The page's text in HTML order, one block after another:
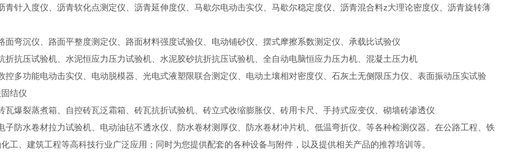
青针入度仪、沥青软化点测定仪、沥青延伸度仪、马歇尔电动击实仪、马歇尔稳定度仪、沥青混合料z大理论密度仪、沥青旋转薄
面弯沉仪、路面平整度测定仪、路面材料强度试验仪、电动铺砂仪、摆式摩擦系数测定仪、承载比试验仪
折抗压试验机、水泥恒应力压力试验机、水泥胶砂抗折抗压试验机、全自动电脑恒应力压力机、混凝土压力机
控多功能电动击实仪、电动脱模器、光电式液塑限联合测定仪、电动土壤相对密度仪、石灰土无侧限压力仪、表面振动压实试验
结仪
瓦爆裂蒸煮箱、自控砖瓦泛霜箱、砖瓦抗折试验机、砖立式收缩膨胀仪、砖用卡尺、手持式应变仪、砌墙砖渗透仪
子防水卷材拉力试验机、电动油毡不透水仪、防水卷材测厚仪、防水卷材冲片机、低温弯折仪。等各种检测仪器。在公路工程、铁
工、建筑工程等高科技行业广泛应用；同时为您提供配套的各种设备与附件，以及提供相关产品的推荐培训等。